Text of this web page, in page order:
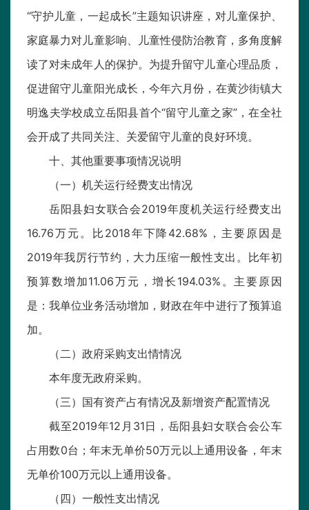
“守护儿童，一起成长”主题知识讲座，对儿童保护、
家庭暴力对儿童影响、儿童性侵防治教育，多角度解
读了对未成年人的保护。为提升留守儿童心理品质，
促进留守儿童阳光成长，今年六月份，在黄沙街镇大
明逸夫学校成立岳阳县首个“留守儿童之家”，在全社
会开成了共同关注、关爱留守儿童的良好环境。
十、其他重要事项情况说明
（一）机关运行经费支出情况
岳阳县妇女联合会2019年度机关运行经费支出
16.76万元。比2018年下降42.68%，主要原因是
2019年我厉行节约，大力压缩一般性支出。比年初
预算数增加11.06万元，增长194.03%。主要原因
是：我单位业务活动增加，财政在年中进行了预算追
加。
（二）政府采购支出情情况
本年度无政府采购。
（三）国有资产占有情况及新增资产配置情况
截至2019年12月31日，岳阳县妇女联合会公车
占用数0台；年末无单价50万元以上通用设备，年末
无单价100万元以上通用设备。
（四）一般性支出情况